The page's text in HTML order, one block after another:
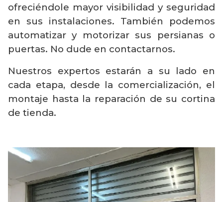
ofreciéndole mayor visibilidad y seguridad
en sus instalaciones. También podemos
automatizar y motorizar sus persianas o
puertas. No dude en contactarnos.
Nuestros expertos estarán a su lado en
cada etapa, desde la comercialización, el
montaje hasta la reparación de su cortina
de tienda.